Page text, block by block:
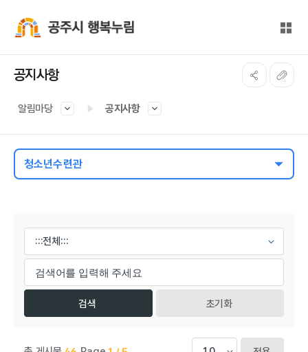
전체
공지사항
알림마당 공지사항
청소년수련관
초기화